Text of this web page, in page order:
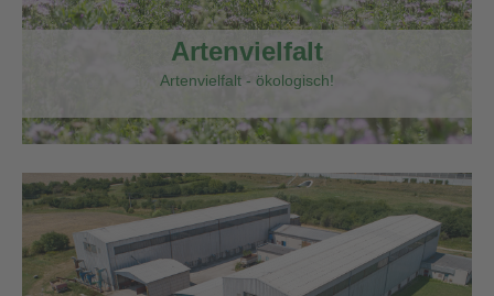
Artenvielfalt
Artenvielfalt - ökologisch!